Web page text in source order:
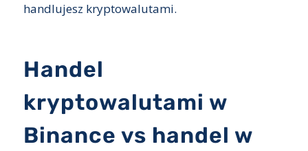
handlujesz kryptowalutami.
Handel
kryptowalutami w
Binance vs handel w